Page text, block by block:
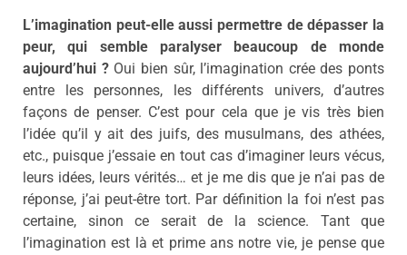
L’imagination peut-elle aussi permettre de dépasser la
peur, qui semble paralyser beaucoup de monde
aujourd’hui ? Oui bien sûr, l’imagination crée des ponts
entre les personnes, les différents univers, d’autres
façons de penser. C’est pour cela que je vis très bien
l’idée qu’il y ait des juifs, des musulmans, des athées,
etc., puisque j’essaie en tout cas d’imaginer leurs vécus,
leurs idées, leurs vérités… et je me dis que je n’ai pas de
réponse, j’ai peut-être tort. Par définition la foi n’est pas
certaine, sinon ce serait de la science. Tant que
l’imagination est là et prime ans notre vie, je pense que